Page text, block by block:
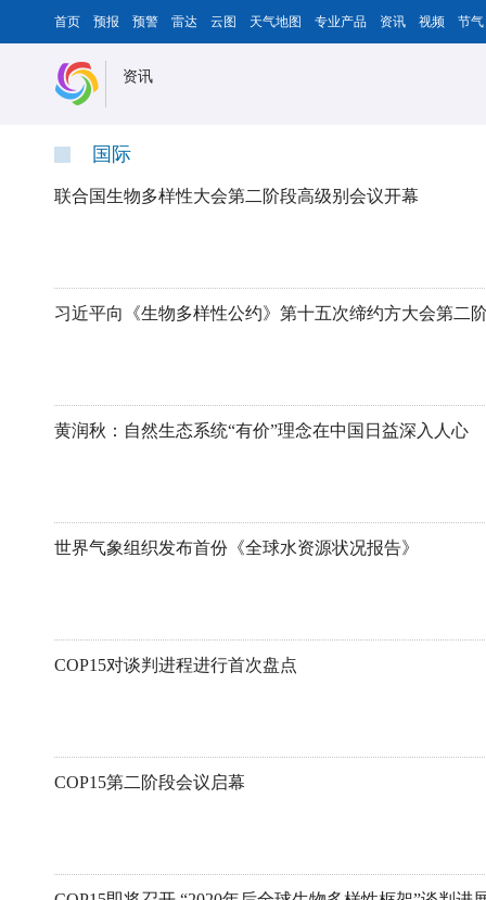
首页 预报 预警 雷达 云图 天气地图 专业产品 资讯 视频 节气
资讯
国际
联合国生物多样性大会第二阶段高级别会议开幕
黄润秋：自然生态系统“有价”理念在中国日益深入人心
世界气象组织发布首份《全球水资源状况报告》
COP15对谈判进程进行首次盘点
COP15第二阶段会议启幕